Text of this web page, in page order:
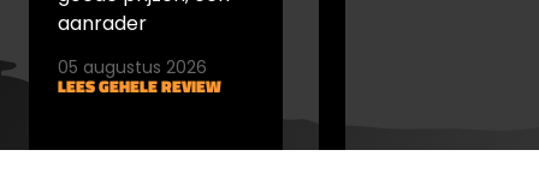
voorzien van een comfortabele TPU-
kunstlederen afwerking, wat het
gebruik zelfs bij lange sessies
Vista H50RModel: Nocpix VISTA
aanrader
LEES GEHELE REVIEW
05 augustus 2026